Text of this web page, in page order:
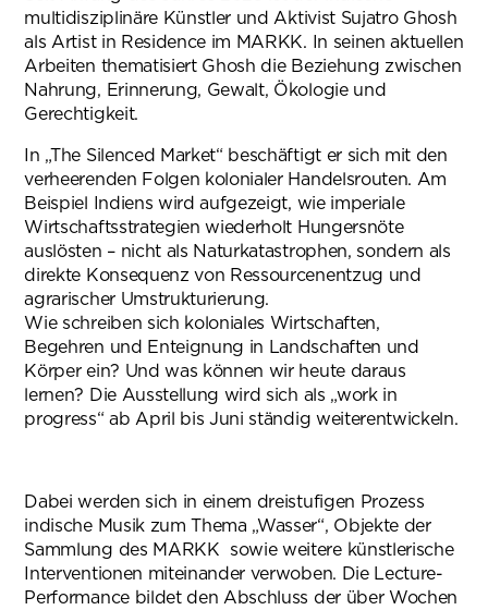
multidisziplinäre Künstler und Aktivist Sujatro Ghosh
als Artist in Residence im MARKK. In seinen aktuellen
Arbeiten thematisiert Ghosh die Beziehung zwischen
Nahrung, Erinnerung, Gewalt, Ökologie und
Gerechtigkeit.
In „The Silenced Market“ beschäftigt er sich mit den
verheerenden Folgen kolonialer Handelsrouten. Am
Beispiel Indiens wird aufgezeigt, wie imperiale
Wirtschaftsstrategien wiederholt Hungersnöte
auslösten – nicht als Naturkatastrophen, sondern als
direkte Konsequenz von Ressourcenentzug und
agrarischer Umstrukturierung.
Wie schreiben sich koloniales Wirtschaften,
Begehren und Enteignung in Landschaften und
Körper ein? Und was können wir heute daraus
lernen? Die Ausstellung wird sich als „work in
progress“ ab April bis Juni ständig weiterentwickeln.
Dabei werden sich in einem dreistufigen Prozess
indische Musik zum Thema „Wasser“, Objekte der
Sammlung des MARKK sowie weitere künstlerische
Interventionen miteinander verwoben. Die Lecture-
Performance bildet den Abschluss der über Wochen